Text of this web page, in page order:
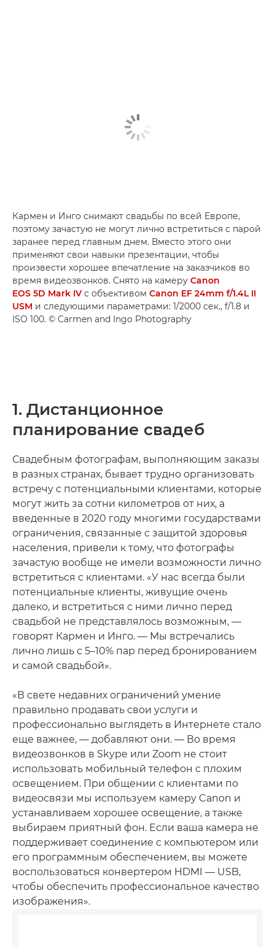
Кармен и Инго снимают свадьбы по всей Европе,
поэтому зачастую не могут лично встретиться с парой
заранее перед главным днем. Вместо этого они
применяют свои навыки презентации, чтобы
произвести хорошее впечатление на заказчиков во
время видеозвонков. Снято на камеру Canon
EOS 5D Mark IV с объективом Canon EF 24mm f/1.4L II
USM и следующими параметрами: 1/2000 сек., f/1.8 и
ISO 100. © Carmen and Ingo Photography
1. Дистанционное
планирование свадеб
Свадебным фотографам, выполняющим заказы
в разных странах, бывает трудно организовать
встречу с потенциальными клиентами, которые
могут жить за сотни километров от них, а
введенные в 2020 году многими государствами
ограничения, связанные с защитой здоровья
населения, привели к тому, что фотографы
зачастую вообще не имели возможности лично
встретиться с клиентами. «У нас всегда были
потенциальные клиенты, живущие очень
далеко, и встретиться с ними лично перед
свадьбой не представлялось возможным, —
говорят Кармен и Инго. — Мы встречались
лично лишь с 5–10% пар перед бронированием
и самой свадьбой».
«В свете недавних ограничений умение
правильно продавать свои услуги и
профессионально выглядеть в Интернете стало
еще важнее, — добавляют они. — Во время
видеозвонков в Skype или Zoom не стоит
использовать мобильный телефон с плохим
освещением. При общении с клиентами по
видеосвязи мы используем камеру Canon и
устанавливаем хорошее освещение, а также
выбираем приятный фон. Если ваша камера не
поддерживает соединение с компьютером или
его программным обеспечением, вы можете
воспользоваться конвертером HDMI — USB,
чтобы обеспечить профессиональное качество
изображения».